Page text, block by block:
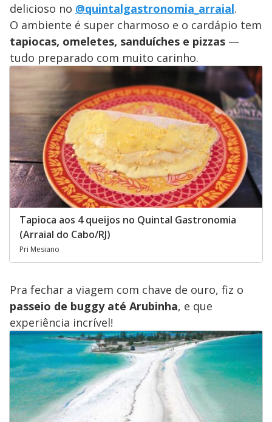
delicioso no @quintalgastronomia_arraial.
O ambiente é super charmoso e o cardápio tem
tapiocas, omeletes, sanduíches e pizzas —
tudo preparado com muito carinho.
Tapioca aos 4 queijos no Quintal Gastronomia
(Arraial do Cabo/RJ)
Pri Mesiano
Pra fechar a viagem com chave de ouro, fiz o
passeio de buggy até Arubinha, e que
experiência incrível!